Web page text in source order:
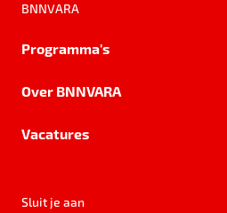
BNNVARA
Programma's
Over BNNVARA
Vacatures
Sluit je aan